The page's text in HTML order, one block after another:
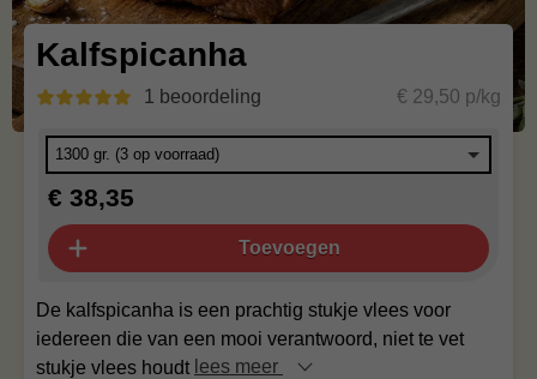
Kalfspicanha
1 beoordeling € 29,50 p/kg
De kalfspicanha is een prachtig stukje vlees voor
iedereen die van een mooi verantwoord, niet te vet
stukje vlees houdt lees meer
€ 38,35
Toevoegen